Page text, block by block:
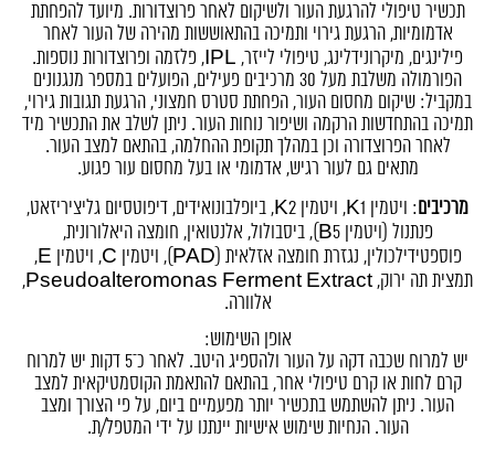
תכשיר טיפולי להרגעת העור ולשיקום לאחר פרוצדורות. מיועד להפחתת
אדמומיות, הרגעת גירוי ותמיכה בהתאוששות מהירה של העור לאחר
פילינגים, מיקרונידלינג, טיפולי לייזר, IPL, פלזמה ופרוצדורות נוספות.
הפורמולה משלבת מעל 30 מרכיבים פעילים, הפועלים במספר מנגנונים
במקביל: שיקום מחסום העור, הפחתת סטרס חמצוני, הרגעת תגובות גירוי,
תמיכה בהתחדשות הרקמה ושיפור נוחות העור. ניתן לשלב את התכשיר מיד
לאחר הפרוצדורה וכן במהלך תקופת ההחלמה, בהתאם למצב העור.
מתאים גם לעור רגיש, אדמומי או בעל מחסום עור פגוע.
מרכיבים
: ויטמין K1, ויטמין K2, ביופלבונואידים, דיפוטסיום גליציריזאט,
פנתנול (ויטמין B5), ביסבולול, אלנטואין, חומצה היאלורונית,
פוספטידילכולין, נגזרת חומצה אזלאית (PAD), ויטמין C, ויטמין E,
תמצית תה ירוק, Pseudoalteromonas Ferment Extract,
אלוורה.
אופן השימוש:
יש למרוח שכבה דקה על העור ולהספיג היטב. לאחר כ־5 דקות יש למרוח
קרם לחות או קרם טיפולי אחר, בהתאם להתאמת הקוסמטיקאית למצב
העור. ניתן להשתמש בתכשיר יותר מפעמיים ביום, על פי הצורך ומצב
העור. הנחיות שימוש אישיות יינתנו על ידי המטפל/ת.